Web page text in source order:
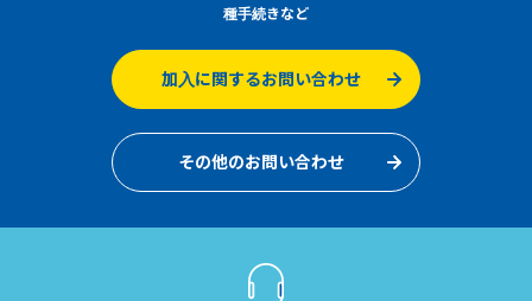
種手続きなど
加入に関するお問い合わせ
その他のお問い合わせ